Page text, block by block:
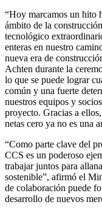
“Hoy marcamos un hito
ámbito de la
tecnológico
enteras en nuestro
nueva era de
Achten durante la
lo que se puede lograr
común y una fuerte
nuestros equipos y
proyecto. Gracias a
netas cero ya no es una
“Como parte clave del
CCS es un poderoso
trabajar juntos para
sostenible”, afirmó el
de colaboración puede
desarrollo de nuevos